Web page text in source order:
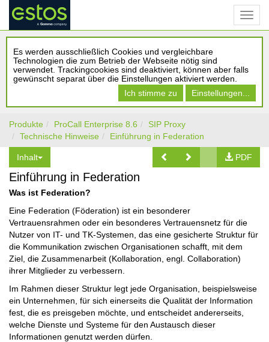
Es werden ausschließlich Cookies und vergleichbare
Technologien die zum Betrieb der Webseite nötig sind
verwendet. Trackingcookies sind deaktiviert, können aber falls
gewünscht separat über die Einstellungen aktiviert werden.
Ich stimme zu
Einstellungen...
Produkte ProCall Enterprise 8.6
SIP Proxy
Technische Hinweise
Einführung in Federation
Inhalt PDF
Einführung in Federation
Was ist Federation?
Eine Federation (Föderation) ist ein besonderer
Vertrauensrahmen oder ein besonderes Vertrauensnetz für die
Nutzer von IT- und TK-Systemen, das eine gesicherte Struktur für
die Kommunikation zwischen Organisationen schafft, mit dem
Ziel, die Zusammenarbeit (Kollaboration, engl. Collaboration)
ihrer Mitglieder zu verbessern.
Im Rahmen dieser Struktur legt jede Organisation, beispielsweise
ein Unternehmen, für sich einerseits die Qualität der Information
fest, die es preisgeben möchte, und entscheidet andererseits,
welche Dienste und Systeme für den Austausch dieser
Informationen genutzt werden dürfen.